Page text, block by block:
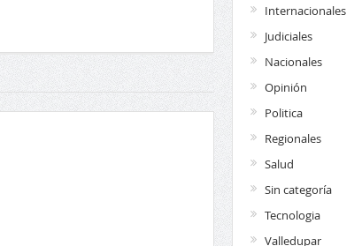
Internacionales
Judiciales
Nacionales
Opinión
Politica
Regionales
Salud
Sin categoría
Tecnologia
Valledupar